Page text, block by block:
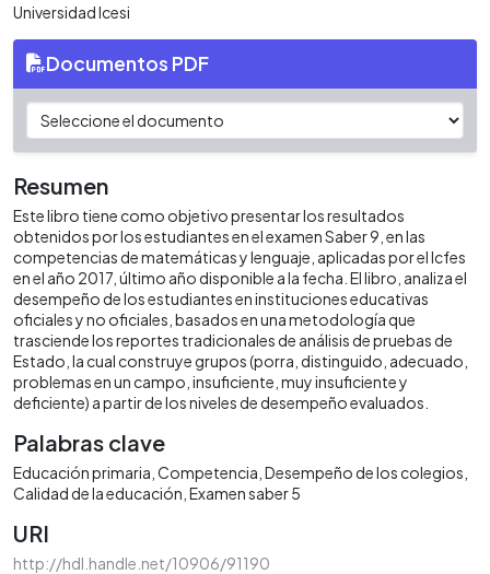
Universidad Icesi
Documentos PDF
Resumen
Este libro tiene como objetivo presentar los resultados
obtenidos por los estudiantes en el examen Saber 9, en las
competencias de matemáticas y lenguaje, aplicadas por el Icfes
en el año 2017, último año disponible a la fecha. El libro, analiza el
desempeño de los estudiantes en instituciones educativas
oficiales y no oficiales, basados en una metodología que
trasciende los reportes tradicionales de análisis de pruebas de
Estado, la cual construye grupos (porra, distinguido, adecuado,
problemas en un campo, insuficiente, muy insuficiente y
deficiente) a partir de los niveles de desempeño evaluados.
Palabras clave
Educación primaria Competencia Desempeño de los colegios
Calidad de la educación Examen saber 5
URI
http://hdl.handle.net/10906/91190